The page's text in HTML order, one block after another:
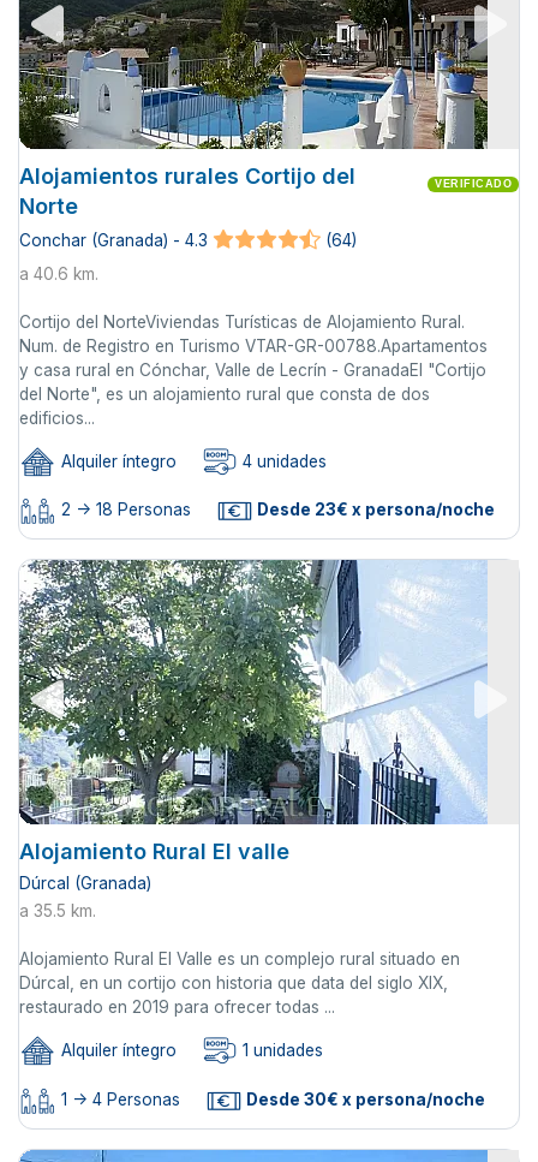
Alojamientos rurales Cortijo del
Norte
VERIFICADO
Conchar (Granada) - 4.3
(64)
a 40.6 km.
Cortijo del NorteViviendas Turísticas de Alojamiento Rural.
Num. de Registro en Turismo VTAR-GR-00788.Apartamentos
y casa rural en Cónchar, Valle de Lecrín - GranadaEl "Cortijo
del Norte", es un alojamiento rural que consta de dos
edificios...
Alquiler íntegro 4 unidades
2 -> 18 Personas Desde 23€ x persona/noche
Alojamiento Rural El valle
Dúrcal (Granada)
a 35.5 km.
Alojamiento Rural El Valle es un complejo rural situado en
Dúrcal, en un cortijo con historia que data del siglo XIX,
restaurado en 2019 para ofrecer todas ...
Alquiler íntegro 1 unidades
1 -> 4 Personas Desde 30€ x persona/noche